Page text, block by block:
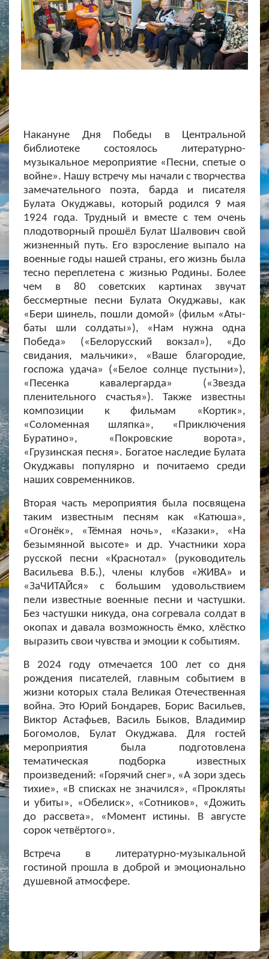
Накануне Дня Победы в Центральной
библиотеке состоялось литературно-
музыкальное мероприятие «Песни, спетые о
войне». Нашу встречу мы начали с творчества
замечательного поэта, барда и писателя
Булата Окуджавы, который родился 9 мая
1924 года. Трудный и вместе с тем очень
плодотворный прошёл Булат Шалвович свой
жизненный путь. Его взросление выпало на
военные годы нашей страны, его жизнь была
тесно переплетена с жизнью Родины. Более
чем в 80 советских картинах звучат
бессмертные песни Булата Окуджавы, как
«Бери шинель, пошли домой» (фильм «Аты-
баты шли солдаты»), «Нам нужна одна
Победа» («Белорусский вокзал»), «До
свидания, мальчики», «Ваше благородие,
госпожа удача» («Белое солнце пустыни»),
«Песенка кавалергарда» («Звезда
пленительного счастья»). Также известны
композиции к фильмам «Кортик»,
«Соломенная шляпка», «Приключения
Буратино», «Покровские ворота»,
«Грузинская песня». Богатое наследие Булата
Окуджавы популярно и почитаемо среди
наших современников.
Вторая часть мероприятия была посвящена
таким известным песням как «Катюша»,
«Огонёк», «Тёмная ночь», «Казаки», «На
безымянной высоте» и др. Участники хора
русской песни «Краснотал» (руководитель
Васильева В.Б.), члены клубов «ЖИВА» и
«ЗаЧИТАЙся» с большим удовольствием
пели известные военные песни и частушки.
Без частушки никуда, она согревала солдат в
окопах и давала возможность ёмко, хлёстко
выразить свои чувства и эмоции к событиям.
В 2024 году отмечается 100 лет со дня
рождения писателей, главным событием в
жизни которых стала Великая Отечественная
война. Это Юрий Бондарев, Борис Васильев,
Виктор Астафьев, Василь Быков, Владимир
Богомолов, Булат Окуджава. Для гостей
мероприятия была подготовлена
тематическая подборка известных
произведений: «Горячий снег», «А зори здесь
тихие», «В списках не значился», «Прокляты
и убиты», «Обелиск», «Сотников», «Дожить
до рассвета», «Момент истины. В августе
сорок четвёртого».
Встреча в литературно-музыкальной
гостиной прошла в доброй и эмоционально
душевной атмосфере.